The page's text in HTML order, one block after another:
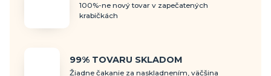
100%-ne nový tovar v zapečatených
krabičkách
99% TOVARU SKLADOM
Žiadne čakanie za naskladnením, väčšina